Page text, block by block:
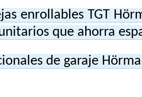
enrollables TGT
que ahorra
de garaje